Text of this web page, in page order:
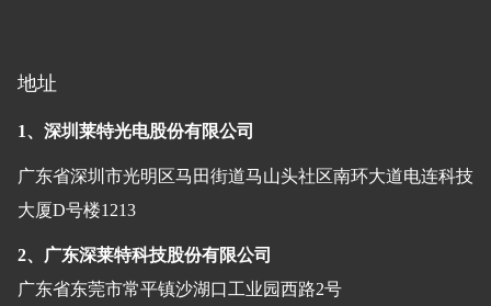
地址
1、深圳莱特光电股份有限公司
广东省深圳市光明区马田街道马山头社区南环大道电连科技
大厦D号楼1213
2、广东深莱特科技股份有限公司
广东省东莞市常平镇沙湖口工业园西路2号